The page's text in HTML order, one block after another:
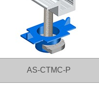
AS-CTMC-P